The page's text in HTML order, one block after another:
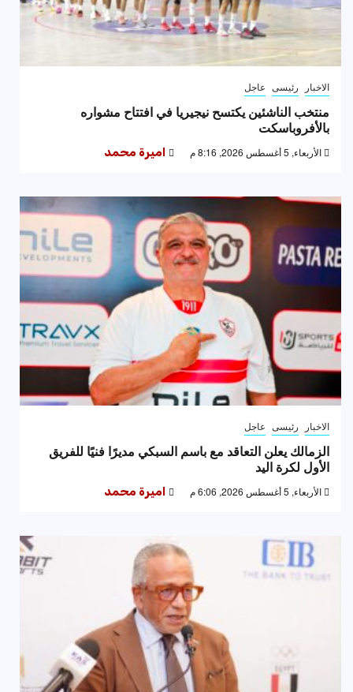
الاخبار رئيسى عاجل
منتخب الناشئين يكتسح نيجيريا في افتتاح مشواره
بالأفروباسكت
الأربعاء, 5 أغسطس 2026, 8:16 م اميرة محمد
الاخبار رئيسى عاجل
الزمالك يعلن التعاقد مع باسم السبكي مديرًا فنيًا للفريق
الأول لكرة اليد
الأربعاء, 5 أغسطس 2026, 6:06 م اميرة محمد